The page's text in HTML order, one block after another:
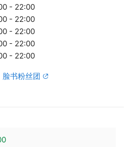
- 22:00
- 22:00
- 22:00
- 22:00
- 22:00
脸书粉丝团